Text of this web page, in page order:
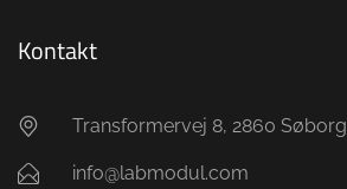
Kontakt
Transformervej 8, 2860 Søborg
info@labmodul.com